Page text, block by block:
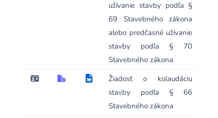
užívanie stavby podľa §
69 Stavebného zákona
alebo predčasné užívanie
stavby podľa § 70
Stavebného zákona
Žiadosť o kolaudáciu
stavby podľa § 66
Stavebného zákona